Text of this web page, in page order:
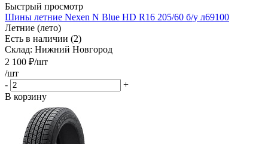
Быстрый просмотр
Шины летние Nexen N Blue HD R16 205/60 б/у л69100
Летние (лето)
Есть в наличии (2)
Склад: Нижний Новгород
2 100 ₽/шт
/шт
-
+
В корзину